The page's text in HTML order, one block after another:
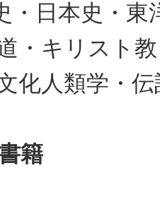
・日本史・
・キリスト
化人類学・
籍